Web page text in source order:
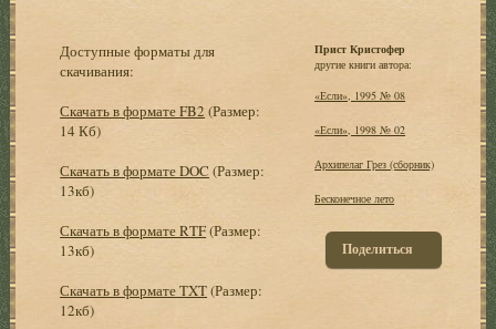
Доступные форматы для
скачивания:
Скачать в формате FB2 (Размер:
14 Кб)
Скачать в формате DOC (Размер:
13кб)
Скачать в формате RTF(Размер:
13кб)
Скачать в формате TXT(Размер:
12кб)
Прист Кристофер
другие книги автора:
«Если», 1995 № 08
«Если», 1998 № 02
Архипелаг Грез (сборник)
Бесконечное лето
Поделиться